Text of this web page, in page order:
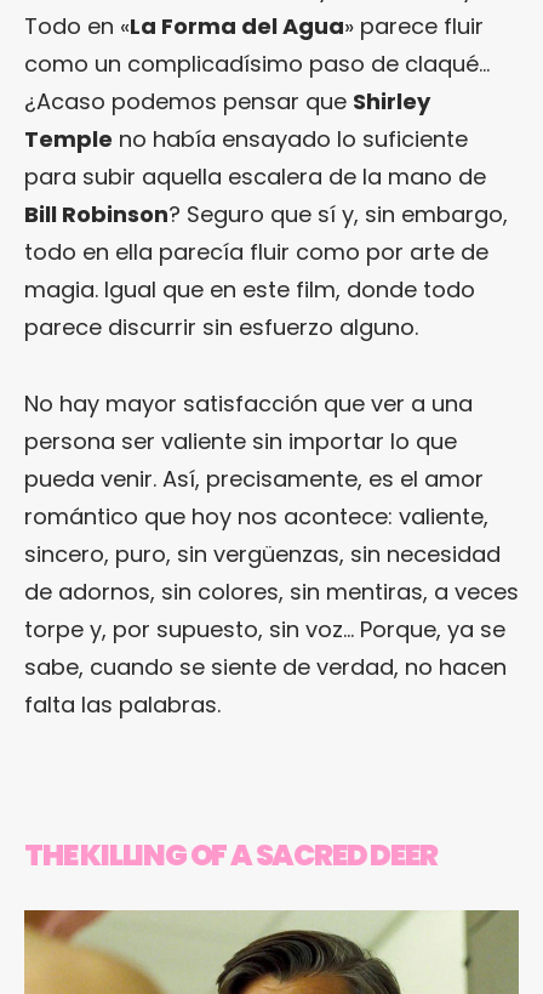
Todo en «La Forma del Agua» parece fluir
como un complicadísimo paso de claqué…
¿Acaso podemos pensar que Shirley
Temple no había ensayado lo suficiente
para subir aquella escalera de la mano de
Bill Robinson? Seguro que sí y, sin embargo,
todo en ella parecía fluir como por arte de
magia. Igual que en este film, donde todo
parece discurrir sin esfuerzo alguno.
No hay mayor satisfacción que ver a una
persona ser valiente sin importar lo que
pueda venir. Así, precisamente, es el amor
romántico que hoy nos acontece: valiente,
sincero, puro, sin vergüenzas, sin necesidad
de adornos, sin colores, sin mentiras, a veces
torpe y, por supuesto, sin voz… Porque, ya se
sabe, cuando se siente de verdad, no hacen
falta las palabras.
THE KILLING OF A SACRED DEER